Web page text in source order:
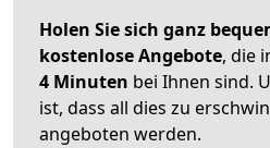
Holen Sie sich ganz
kostenlose Angebote, die
4 Minuten bei Ihnen sind.
ist, dass all dies zu
angeboten werden.